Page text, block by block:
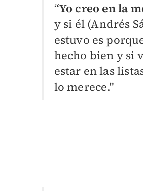
“Yo creo en la
y si él (Andrés
estuvo es
hecho bien y si
estar en las
lo merece."